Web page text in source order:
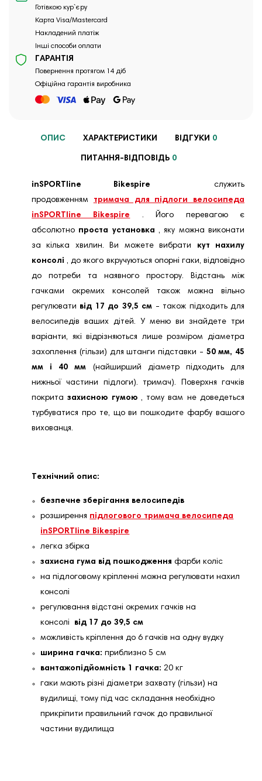
Готівкою кур`єру
Карта Visa/Mastercard
Накладений платіж
Інші способи оплати
ГАРАНТІЯ
Повернення протягом 14 діб
Офіційна гарантія виробника
ОПИС ХАРАКТЕРИСТИКИ ВІДГУКИ 0
ПИТАННЯ-ВІДПОВІДЬ 0
inSPORTline Bikespire
служить
продовженням тримача для підлоги велосипеда
inSPORTline Bikespire
. Його перевагою є
абсолютно проста установка , яку можна виконати
за кілька хвилин. Ви можете вибрати
кут нахилу
консолі , до якого вкручуються опорні гаки, відповідно
до потреби та наявного простору. Відстань між
гачками окремих консолей також можна вільно
регулювати від 17 до 39,5 см - також підходить для
велосипедів ваших дітей. У меню ви знайдете три
варіанти, які відрізняються лише розміром діаметра
захоплення (гільзи) для штанги підставки - 50 мм, 45
мм і 40 мм (найширший діаметр підходить для
нижньої частини підлоги). тримач). Поверхня гачків
покритазахисною гумою, тому вам не доведеться
турбуватися про те, що ви пошкодите фарбу вашого
вихованця.
Технічний опис:
безпечне зберігання велосипедів
розширення підлогового тримача велосипеда
inSPORTline Bikespire
легка збірка
захисна гума від пошкодження фарби коліс
на підлоговому кріпленні можна регулювати нахил
консолі
регулювання відстані окремих гачків на
консолі від 17 до 39,5 см
можливість кріплення до 6 гачків на одну вудку
ширина гачка: приблизно 5 см
вантажопідйомність 1 гачка: 20 кг
гаки мають різні діаметри захвату (гільзи) на
вудилищі, тому під час складання необхідно
прикріпити правильний гачок до правильної
частини вудилища